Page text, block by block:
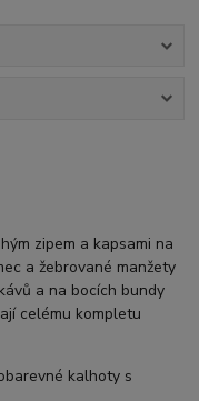
zipem a kapsami na
a žebrované manžety
a na bocích bundy
celému kompletu
kalhoty s